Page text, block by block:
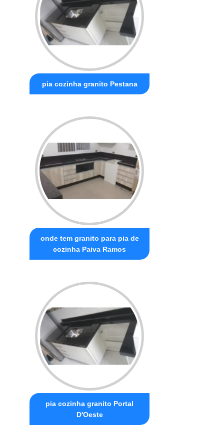
pia cozinha granito Pestana
onde tem granito para pia de
cozinha Paiva Ramos
pia cozinha granito Portal
D'Oeste